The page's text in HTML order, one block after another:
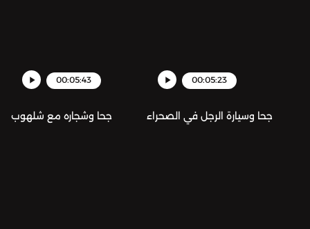
00:05:43
جحا وشجاره مع شلهوب
00:05:23
جحا وسيارة الرجل في الصحراء